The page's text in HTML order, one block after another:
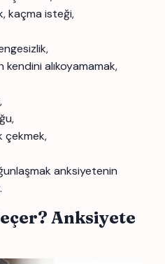
kaçma isteği,
alıkoyamamak,
çekmek,
anksiyetenin
Anksiyete